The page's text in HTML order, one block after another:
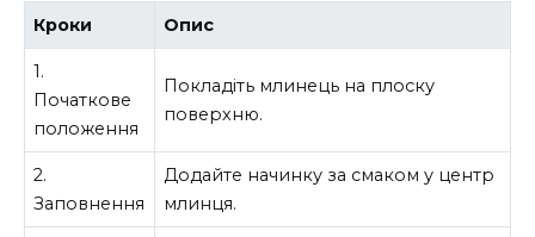
Кроки Опис
1.
Початкове
положення
Покладіть млинець на плоску
поверхню.
2.
Заповнення
Додайте начинку за смаком у центр
млинця.